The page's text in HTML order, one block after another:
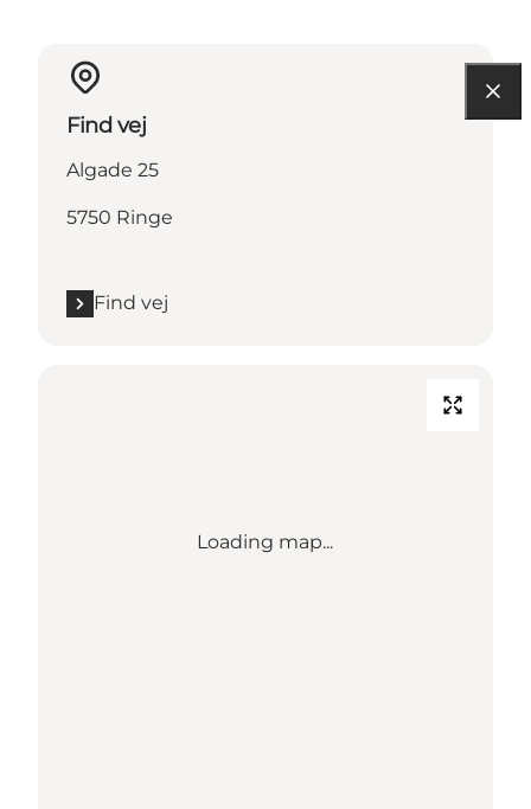
Find vej
Algade 25
5750 Ringe
Find vej
Loading map...